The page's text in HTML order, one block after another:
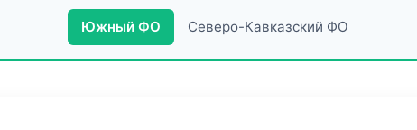
Южный ФО Северо-Кавказский ФО